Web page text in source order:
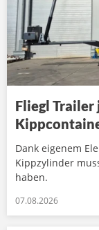
Fliegl
Dank eigenem
Kippzylinder
haben.
07.08.2026